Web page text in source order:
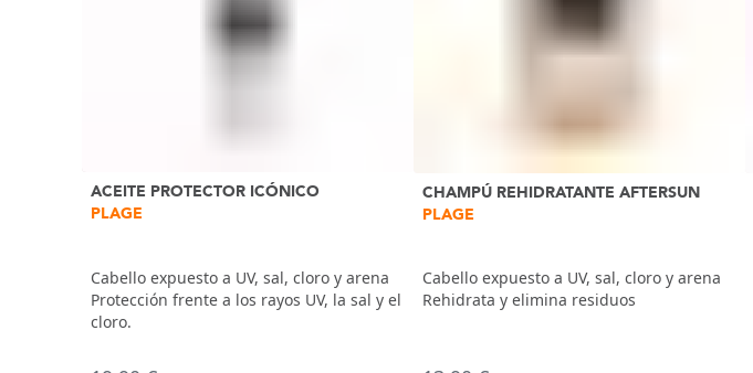
ACEITE PROTECTOR ICÓNICO
PLAGE
Cabello expuesto a UV, sal, cloro y arena
Protección frente a los rayos UV, la sal y el
cloro.
CHAMPÚ REHIDRATANTE AFTERSUN
PLAGE
Cabello expuesto a UV, sal, cloro y arena
Rehidrata y elimina residuos